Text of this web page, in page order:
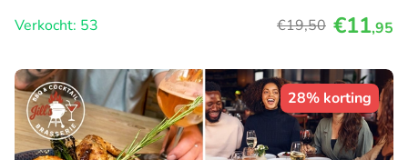
Verkocht: 53
€19,50 €11,95
28% korting